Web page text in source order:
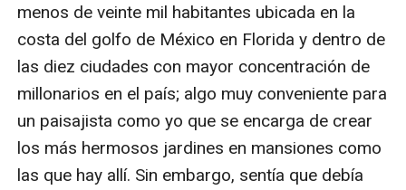
menos de veinte mil habitantes ubicada en la
costa del golfo de México en Florida y dentro de
las diez ciudades con mayor concentración de
millonarios en el país; algo muy conveniente para
un paisajista como yo que se encarga de crear
los más hermosos jardines en mansiones como
las que hay allí. Sin embargo, sentía que debía